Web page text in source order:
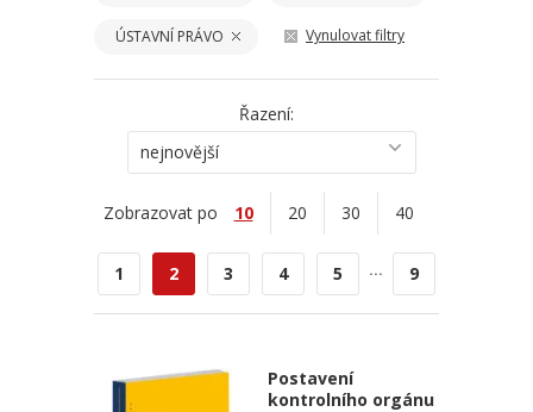
ÚSTAVNÍ PRÁVO Vynulovat filtry
Řazení:
nejnovější
Zobrazovat po 10 20 30 40
1 2 3 4 5 ... 9
Postavení
kontrolního orgánu